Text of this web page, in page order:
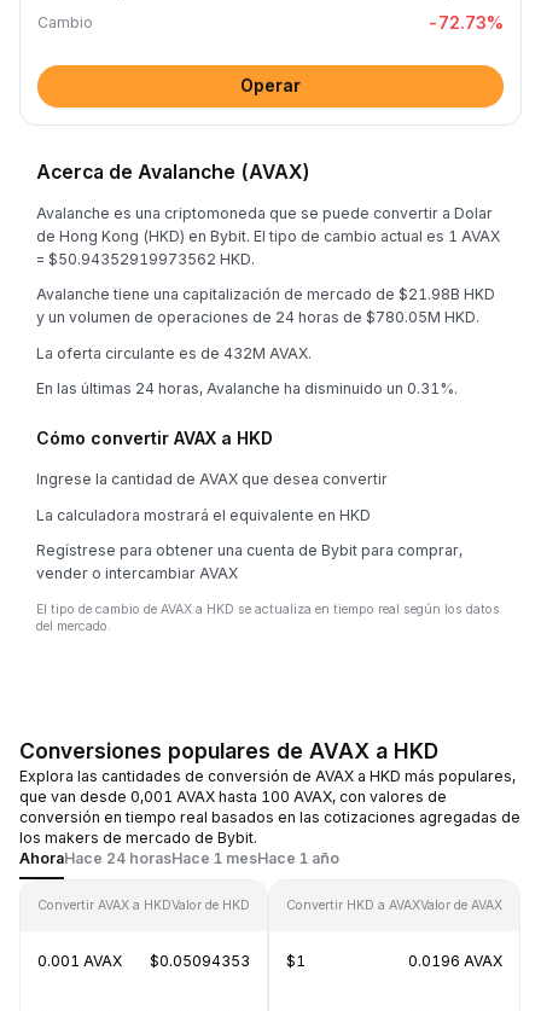
Cambio -72.73%
Operar
Acerca de Avalanche (AVAX)
Avalanche es una criptomoneda que se puede convertir a Dolar
de Hong Kong (HKD) en Bybit. El tipo de cambio actual es 1 AVAX
= $50.94352919973562 HKD.
Avalanche tiene una capitalización de mercado de $21.98B HKD
y un volumen de operaciones de 24 horas de $780.05M HKD.
La oferta circulante es de 432M AVAX.
En las últimas 24 horas, Avalanche ha disminuido un 0.31%.
Cómo convertir AVAX a HKD
Ingrese la cantidad de AVAX que desea convertir
La calculadora mostrará el equivalente en HKD
Regístrese para obtener una cuenta de Bybit para comprar,
vender o intercambiar AVAX
El tipo de cambio de AVAX a HKD se actualiza en tiempo real según los datos
del mercado.
Conversiones populares de AVAX a HKD
Explora las cantidades de conversión de AVAX a HKD más populares,
que van desde 0,001 AVAX hasta 100 AVAX, con valores de
conversión en tiempo real basados en las cotizaciones agregadas de
los makers de mercado de Bybit.
AhoraHace 24 horasHace 1 mesHace 1 año
Convertir AVAX a HKDValor de HKD
0.001 AVAX $0.05094353
Convertir HKD a AVAXValor de AVAX
$1 0.0196 AVAX